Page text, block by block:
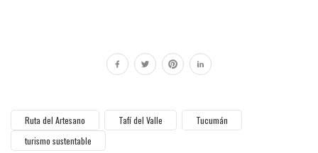
Ruta del Artesano Tafí del Valle
Tucumán
turismo sustentable